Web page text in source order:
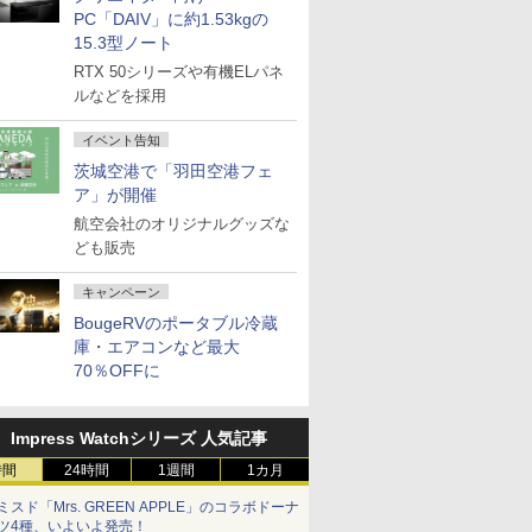
PC「DAIV」に約1.53kgの
15.3型ノート
RTX 50シリーズや有機ELパネ
ルなどを採用
イベント告知
茨城空港で「羽田空港フェ
ア」が開催
航空会社のオリジナルグッズな
ども販売
キャンペーン
BougeRVのポータブル冷蔵
庫・エアコンなど最大
70％OFFに
Impress Watchシリーズ 人気記事
24時間 1週間 1カ月
スド「Mrs. GREEN APPLE」のコラボドーナ
4種、いよいよ発売！